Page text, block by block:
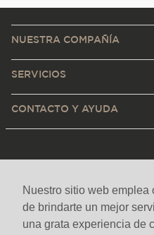
Nuestro sitio web emplea
de brindarte un mejor
una grata experiencia de
NUESTRA COMPAÑÍA
SERVICIOS
CONTACTO Y AYUDA